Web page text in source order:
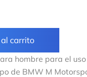
carrito
hombre para el
de BMW M